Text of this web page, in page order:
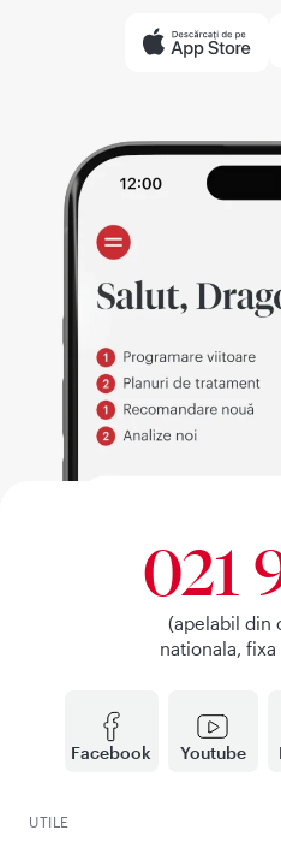
Facebook Youtube
021
(apelabil din
nationala,
UTILE